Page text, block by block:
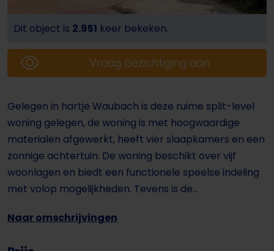
Gelegen in hartje Waubach is deze ruime split-level
woning gelegen, de woning is met hoogwaardige
materialen afgewerkt, heeft vier slaapkamers en een
zonnige achtertuin. De woning beschikt over vijf
woonlagen en biedt een functionele speelse indeling
met volop mogelijkheden. Tevens is de...
Naar omschrijvingen
Dit object is 2.951 keer bekeken.
Vraag bezichtiging aan